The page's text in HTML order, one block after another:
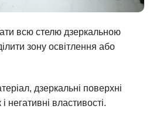
всю стелю дзеркальною
зону освітлення або
дзеркальні поверхні
негативні властивості.